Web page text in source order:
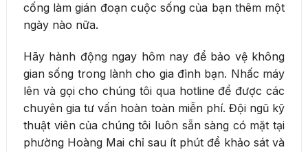
cống làm gián đoạn cuộc sống của bạn thêm một
ngày nào nữa.
Hãy hành động ngay hôm nay để bảo vệ không
gian sống trong lành cho gia đình bạn. Nhấc máy
lên và gọi cho chúng tôi qua hotline để được các
chuyên gia tư vấn hoàn toàn miễn phí. Đội ngũ kỹ
thuật viên của chúng tôi luôn sẵn sàng có mặt tại
phường Hoàng Mai chỉ sau ít phút để khảo sát và